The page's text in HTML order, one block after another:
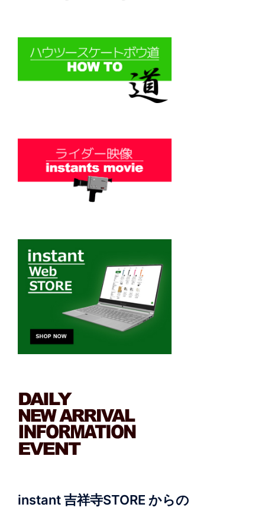
instant 吉祥寺STORE からの